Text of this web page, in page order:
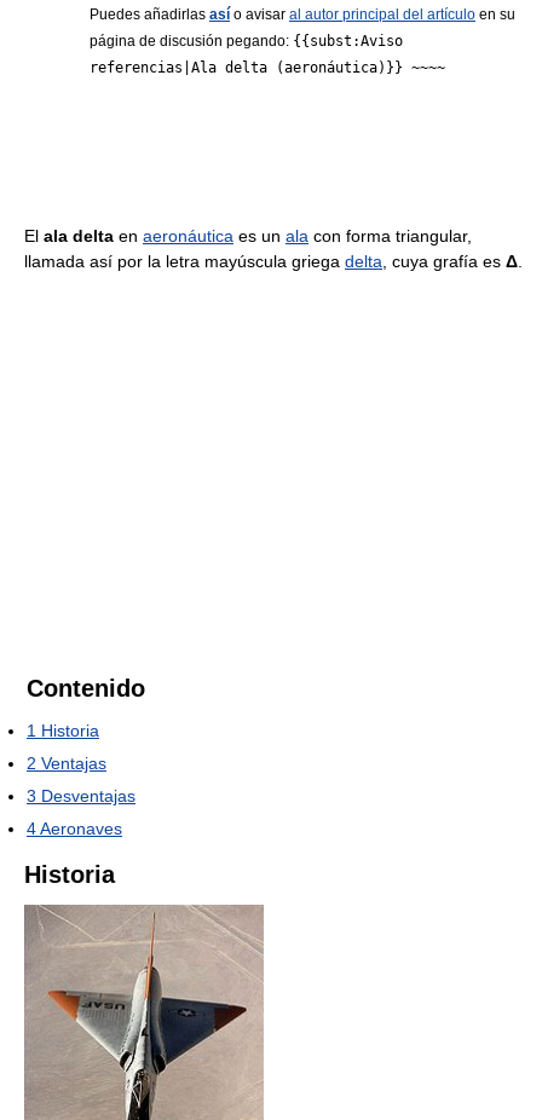
Puedes añadirlas así o avisar al autor principal del artículo en su
página de discusión pegando: {{subst:Aviso
referencias|Ala delta (aeronáutica)}} ~~~~
El ala delta en aeronáutica es un ala con forma triangular,
llamada así por la letra mayúscula griega delta, cuya grafía es Δ.
Contenido
1 Historia
2 Ventajas
3 Desventajas
4Aeronaves
Historia